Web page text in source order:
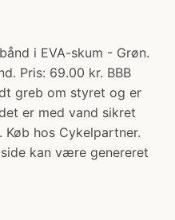
i EVA-skum - Grøn.
Pris: 69.00 kr. BBB
greb om styret og er
er med vand sikret
hos Cykelpartner.
kan være genereret